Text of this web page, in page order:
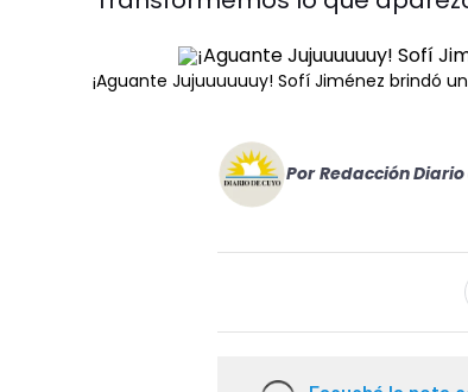
¡Aguante Jujuuuuuuy! Sofí Jiménez brindó
Por Redacción